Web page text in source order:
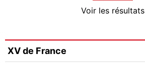
Faris Moumbagna
4%
Voir les résultats
XV de France